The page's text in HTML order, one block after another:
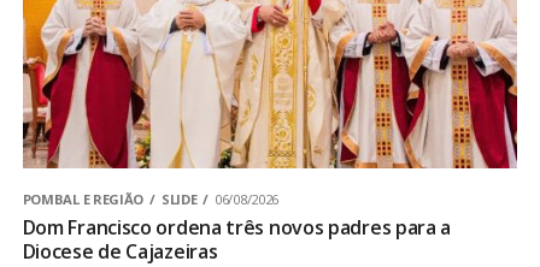
POMBAL E REGIÃO SLIDE 06/08/2026
Dom Francisco ordena três novos padres para a
Diocese de Cajazeiras